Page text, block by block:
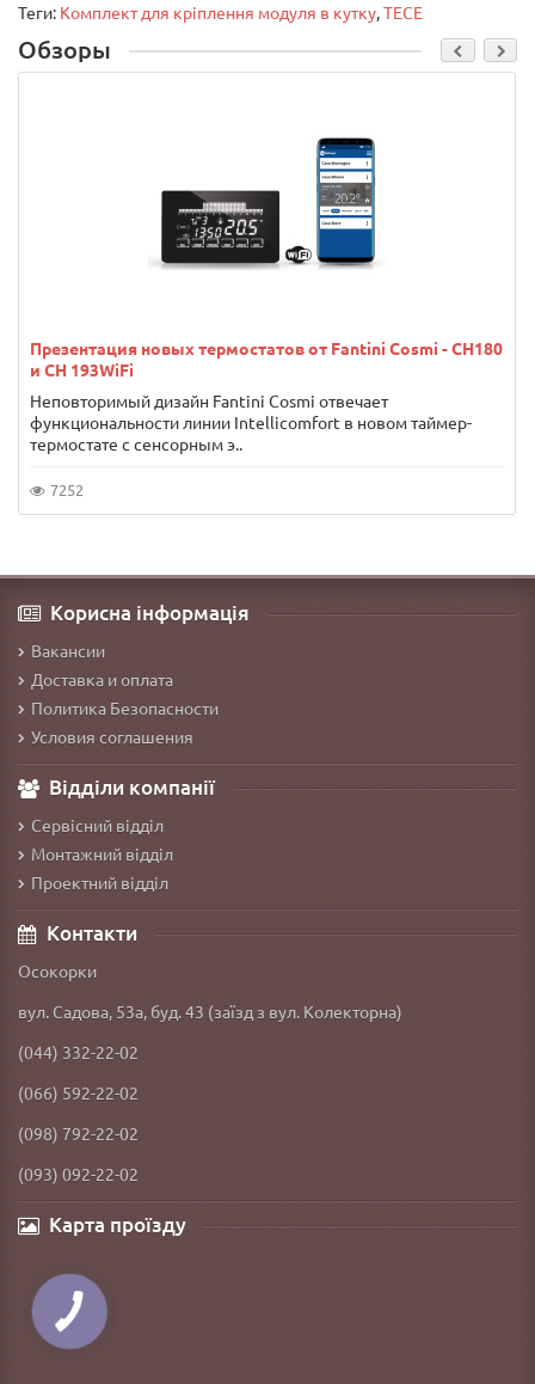
Теги: Комплект для кріплення модуля в кутку,TECE
Обзоры
Презентация новых термостатов от Fantini Cosmi - CH180
и CH 193WiFi
Неповторимый дизайн Fantini Cosmi отвечает
функциональности линии Intellicomfort в новом таймер-
термостате с сенсорным э..
7252
Корисна інформація
Вакансии
Доставка и оплата
Политика Безопасности
Условия соглашения
Відділи компанії
Сервісний відділ
Монтажний відділ
Проектний відділ
Контакти
Осокорки
вул. Садова, 53а, буд. 43 (заїзд з вул. Колекторна)
(044) 332-22-02
(066) 592-22-02
(098) 792-22-02
(093) 092-22-02
Карта проїзду
КНОПКА
ЗВ'ЯЗКУ